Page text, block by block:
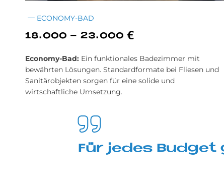
ECONOMY-BAD
18.000 - 23.000 €
Economy-Bad: Ein funktionales Badezimmer mit
bewährten Lösungen. Standardformate bei Fliesen und
Sanitärobjekten sorgen für eine solide und
wirtschaftliche Umsetzung.
Für je­des